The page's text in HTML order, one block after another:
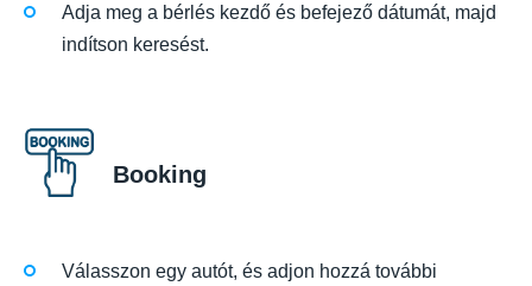
Adja meg a bérlés kezdő és befejező dátumát, majd
indítson keresést.
Booking
Válasszon egy autót, és adjon hozzá további